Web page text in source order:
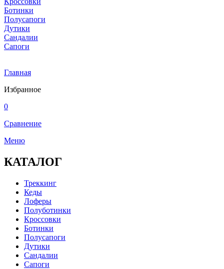
Ботинки
Полусапоги
Дутики
Сандалии
Сапоги
Главная
Избранное
0
Сравнение
Меню
КАТАЛОГ
Треккинг
Кеды
Лоферы
Полуботинки
Кроссовки
Ботинки
Полусапоги
Дутики
Сандалии
Сапоги